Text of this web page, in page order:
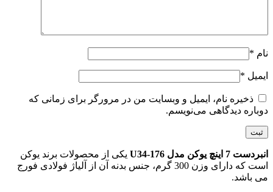
نام *
ایمیل *
ذخیره نام، ایمیل و وبسایت من در مرورگر برای زمانی که
دوباره دیدگاهی می‌نویسم.
انبردست 7 اینچ یوکن مدل U34-176
یکی از محصولات برند یوکن
است که دارای وزن 300 گرم، جنس بدنه آن از آلیاژ فولادی فورج
می باشد.